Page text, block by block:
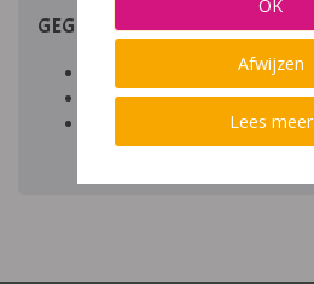
GEGEVENS
Datum toegevoegd:
bestand
OK
Afwijzen
Lees meer